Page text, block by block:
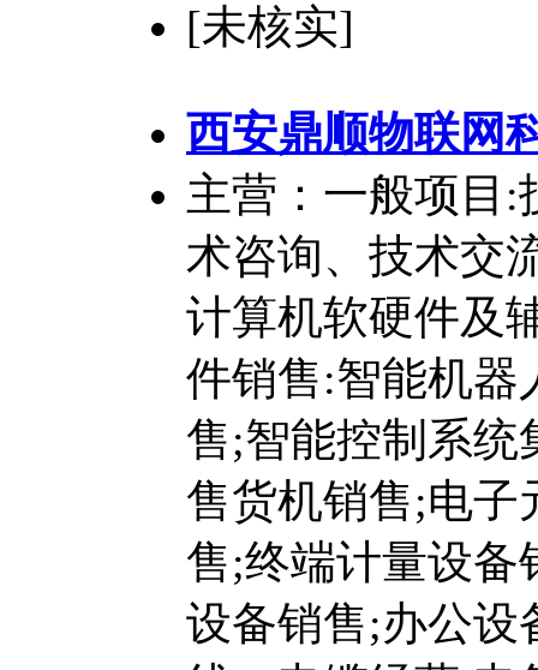
[未核实]
西安鼎顺物联网
主营：一般项目:
术咨询、技术交
计算机软硬件及
件销售:智能机器
售;智能控制系统
售货机销售;电子
售;终端计量设备
设备销售;办公设